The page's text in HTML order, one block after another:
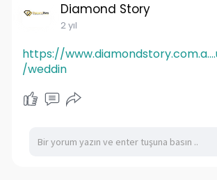
Diamond Story
2 yıl
https://
/weddin